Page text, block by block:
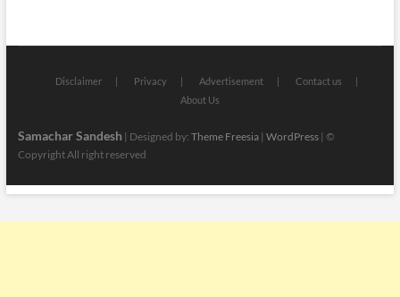
Disclaimer Privacy Advertisement
Contact us
About Us
Samachar Sandesh | Designed by: Theme Freesia| WordPress| ©
Copyright All right reserved